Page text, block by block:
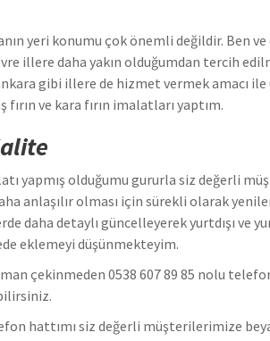
yeri konumu çok önemli değildir. Ben
illere daha yakın olduğumdan tercih
gibi illere de hizmet vermek amacı ile
ve kara fırın imalatları yaptım.
yapmış olduğumu gururla siz değerli
anlaşılır olması için sürekli olarak
daha detaylı güncelleyerek yurtdışı ve
eklemeyi düşünmekteyim.
çekinmeden 0538 607 89 85 nolu
hattımı siz değerli müşterilerimize